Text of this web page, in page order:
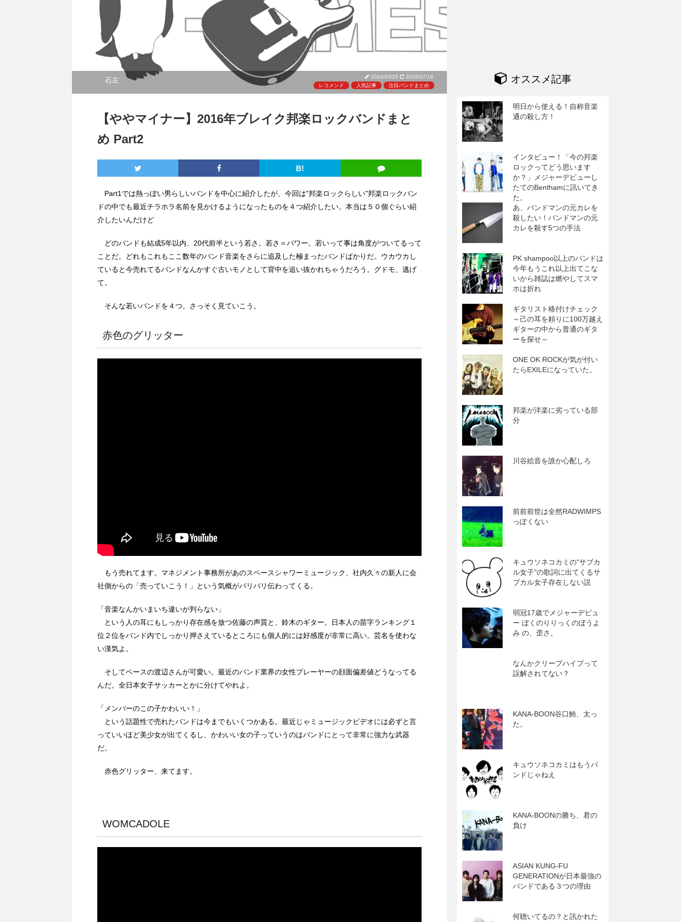
石左 2016/03/25
2016/07/16
レコメンド
人気記事 注目バンドまとめ
【ややマイナー】2016年ブレイク邦楽ロックバンドまと
め Part2
B!
Part1では熱っぽい男らしいバンドを中心に紹介したが、今回は"邦楽ロックらしい"邦楽ロックバン
ドの中でも最近チラホラ名前を見かけるようになったものを４つ紹介したい。本当は５０個ぐらい紹
介したいんだけど
どのバンドも結成5年以内、20代前半という若さ。若さ＝パワー。若いって事は角度がついてるって
ことだ。どれもこれもここ数年のバンド音楽をさらに追及した極まったバンドばかりだ。ウカウカし
ていると今売れてるバンドなんかすぐ古いモノとして背中を追い抜かれちゃうだろう。グドモ、逃げ
て。
そんな若いバンドを４つ。さっそく見ていこう。
赤色のグリッター
もう売れてます。マネジメント事務所があのスペースシャワーミュージック、社内久々の新人に会
社側からの「売っていこう！」という気概がバリバリ伝わってくる。
「音楽なんかいまいち違いが判らない」
という人の耳にもしっかり存在感を放つ佐藤の声質と、鈴木のギター。日本人の苗字ランキング１
位２位をバンド内でしっかり押さえているところにも個人的には好感度が非常に高い。芸名を使わな
い漢気よ。
そしてベースの渡辺さんが可愛い。最近のバンド業界の女性プレーヤーの顔面偏差値どうなってる
んだ。全日本女子サッカーとかに分けてやれよ。
「メンバーのこの子かわいい！」
という話題性で売れたバンドは今までもいくつかある。最近じゃミュージックビデオには必ずと言
っていいほど美少女が出てくるし、かわいい女の子っていうのはバンドにとって非常に強力な武器
だ。
赤色グリッター、来てます。
WOMCADOLE
オススメ記事
明日から使える！自称音楽
通の殺し方！
インタビュー！「今の邦楽
ロックってどう思います
か？」メジャーデビューし
たてのBenthamに訊いてき
た。
あ、バンドマンの元カレを
殺したい！バンドマンの元
カレを殺す5つの手法
PK shampoo以上のバンドは
今年もうこれ以上出てこな
いから雑誌は燃やしてスマ
ホは折れ
ギタリスト格付けチェック
～己の耳を頼りに100万越え
ギターの中から普通のギタ
ーを探せ～
ONE OK ROCKが気が付い
たらEXILEになっていた。
邦楽が洋楽に劣っている部
分
川谷絵音を誰か心配しろ
前前前世は全然RADWIMPS
っぽくない
キュウソネコカミの"サブカ
ル女子"の歌詞に出てくるサ
ブカル女子存在しない説
弱冠17歳でメジャーデビュ
ー ぼくのりりっくのぼうよ
み の、歪さ。
なんかクリープハイプって
誤解されてない？
KANA-BOON谷口鮪、太っ
た。
キュウソネコカミはもうバ
ンドじゃねえ
KANA-BOONの勝ち、君の
負け
ASIAN KUNG-FU
GENERATIONが日本最強の
バンドである３つの理由
何聴いてるの？と訊かれた